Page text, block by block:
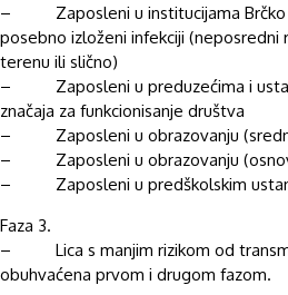
– Zaposleni u institucijama Brčko
posebno izloženi infekciji (neposredni
terenu ili slično)
– Zaposleni u preduzećima i
značaja za funkcionisanje društva
– Zaposleni u obrazovanju
– Zaposleni u obrazovanju
– Zaposleni u predškolskim
Faza 3.
– Lica s manjim rizikom od
obuhvaćena prvom i drugom fazom.